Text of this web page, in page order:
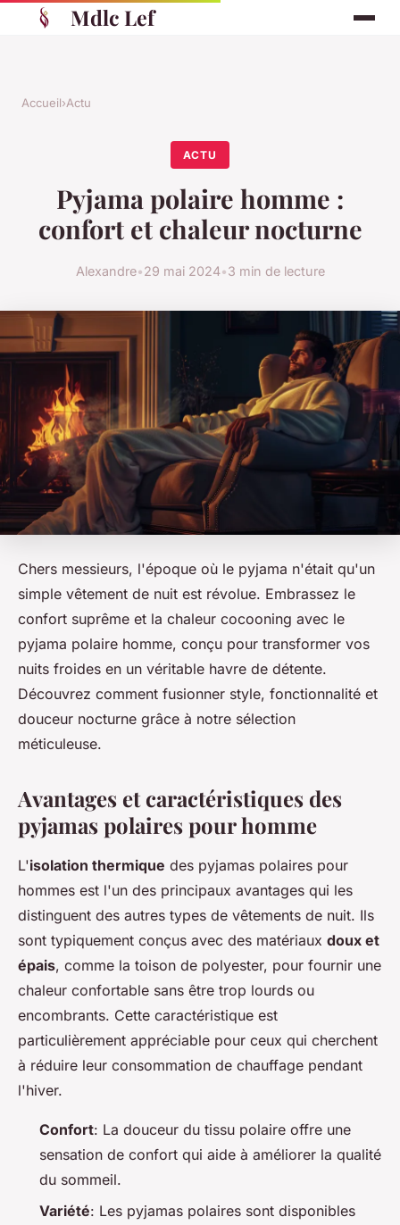
Mdlc Lef
Accueil›Actu
ACTU
Pyjama polaire homme :
confort et chaleur nocturne
Alexandre•29 mai 2024•3 min de lecture
Chers messieurs, l'époque où le pyjama n'était qu'un
simple vêtement de nuit est révolue. Embrassez le
confort suprême et la chaleur cocooning avec le
pyjama polaire homme, conçu pour transformer vos
nuits froides en un véritable havre de détente.
Découvrez comment fusionner style, fonctionnalité et
douceur nocturne grâce à notre sélection
méticuleuse.
Avantages et caractéristiques des
pyjamas polaires pour homme
L'isolation thermique des pyjamas polaires pour
hommes est l'un des principaux avantages qui les
distinguent des autres types de vêtements de nuit. Ils
sont typiquement conçus avec des matériaux doux et
épais, comme la toison de polyester, pour fournir une
chaleur confortable sans être trop lourds ou
encombrants. Cette caractéristique est
particulièrement appréciable pour ceux qui cherchent
à réduire leur consommation de chauffage pendant
l'hiver.
Confort: La douceur du tissu polaire offre une
sensation de confort qui aide à améliorer la qualité
du sommeil.
Variété: Les pyjamas polaires sont disponibles